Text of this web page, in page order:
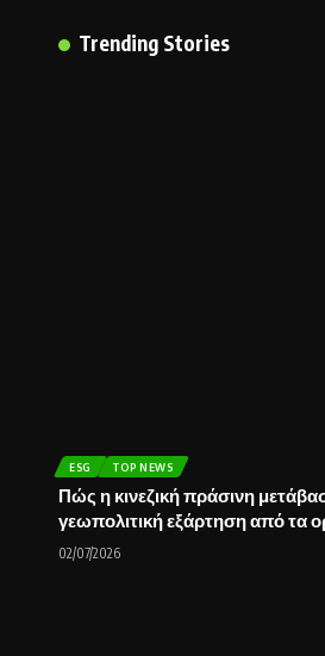
Trending Stories
ESG TOP NEWS
Πώς η κινεζική πράσινη
γεωπολιτική εξάρτηση από τα
02/07/2026